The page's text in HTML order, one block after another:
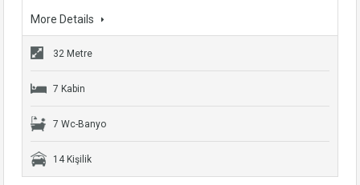
More Details
32 Metre
7 Kabin
7 Wc-Banyo
14 Kişilik